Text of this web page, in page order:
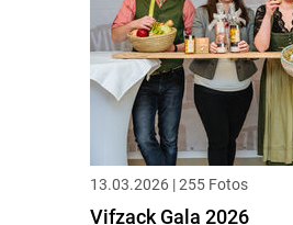
13.03.2026 | 255 Fotos
Vifzack Gala 2026